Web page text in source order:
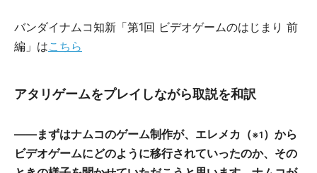
バンダイナムコ知新「第1回 ビデオゲームのはじまり 前
編」はこちら
アタリゲームをプレイしながら取説を和訳
――まずはナムコのゲーム制作が、エレメカ（※1 ）から
ビデオゲームにどのように移行されていったのか、その